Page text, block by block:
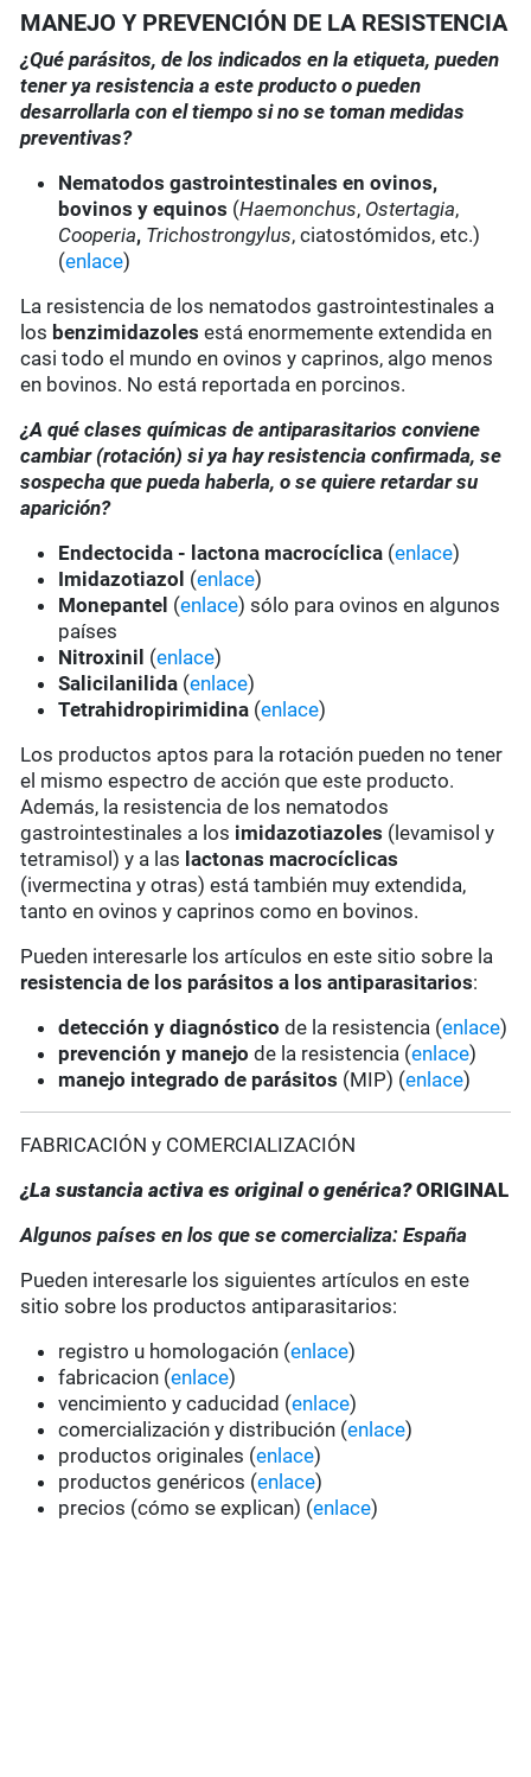
MANEJO Y PREVENCIÓN DE LA RESISTENCIA
¿Qué parásitos, de los indicados en la etiqueta, pueden
tener ya resistencia a este producto o pueden
desarrollarla con el tiempo si no se toman medidas
preventivas?
Nematodos gastrointestinales en ovinos,
bovinos y equinos (Haemonchus, Ostertagia,
Cooperia, Trichostrongylus, ciatostómidos, etc.)
(enlace)
La resistencia de los nematodos gastrointestinales a
los benzimidazoles está enormemente extendida en
casi todo el mundo en ovinos y caprinos, algo menos
en bovinos. No está reportada en porcinos.
¿A qué clases químicas de antiparasitarios conviene
cambiar (rotación) si ya hay resistencia confirmada, se
sospecha que pueda haberla, o se quiere retardar su
aparición?
Endectocida - lactona macrocíclica (enlace)
Imidazotiazol (enlace)
Monepantel (enlace) sólo para ovinos en algunos
países
Nitroxinil (enlace)
Salicilanilida (enlace)
Tetrahidropirimidina (enlace)
Los productos aptos para la rotación pueden no tener
el mismo espectro de acción que este producto.
Además, la resistencia de los nematodos
gastrointestinales a los imidazotiazoles (levamisol y
tetramisol) y a las lactonas macrocíclicas
(ivermectina y otras) está también muy extendida,
tanto en ovinos y caprinos como en bovinos.
Pueden interesarle los artículos en este sitio sobre la
resistencia de los parásitos a los antiparasitarios:
detección y diagnóstico de la resistencia (enlace)
prevención y manejo de la resistencia (enlace)
manejo integrado de parásitos (MIP) (enlace)
FABRICACIÓN y COMERCIALIZACIÓN
¿La sustancia activa es original o genérica?ORIGINAL
Algunos países en los que se comercializa: España
Pueden interesarle los siguientes artículos en este
sitio sobre los productos antiparasitarios:
registro u homologación (enlace)
fabricacion (enlace)
vencimiento y caducidad (enlace)
comercialización y distribución (enlace)
productos originales (enlace)
productos genéricos (enlace)
precios (cómo se explican) (enlace)